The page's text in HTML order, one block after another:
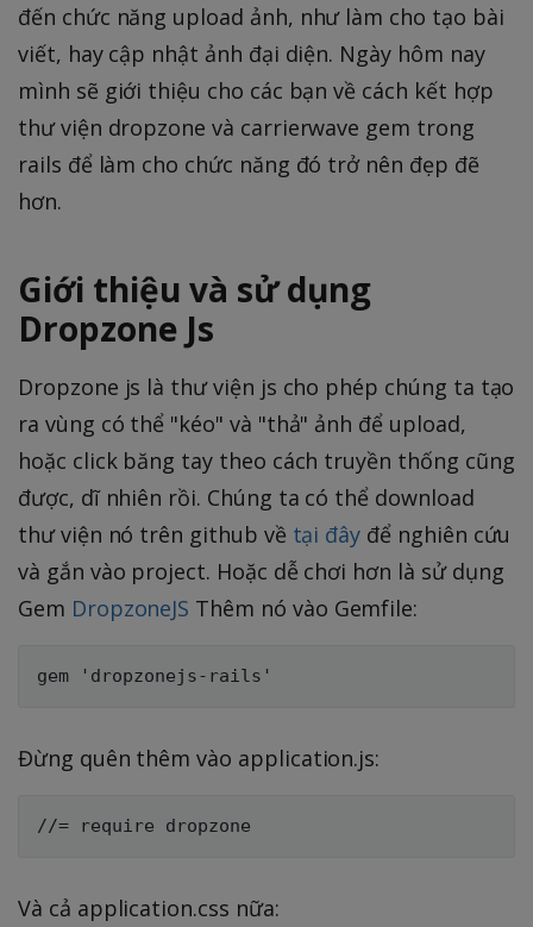
đến chức năng upload ảnh, như làm cho tạo bài
viết, hay cập nhật ảnh đại diện. Ngày hôm nay
mình sẽ giới thiệu cho các bạn về cách kết hợp
thư viện dropzone và carrierwave gem trong
rails để làm cho chức năng đó trở nên đẹp đẽ
hơn.
Giới thiệu và sử dụng
Dropzone Js
Dropzone js là thư viện js cho phép chúng ta tạo
ra vùng có thể "kéo" và "thả" ảnh để upload,
hoặc click băng tay theo cách truyền thống cũng
được, dĩ nhiên rồi. Chúng ta có thể download
thư viện nó trên github về tại đây để nghiên cứu
và gắn vào project. Hoặc dễ chơi hơn là sử dụng
Gem DropzoneJS Thêm nó vào Gemfile:
Đừng quên thêm vào application.js:
Và cả application.css nữa: